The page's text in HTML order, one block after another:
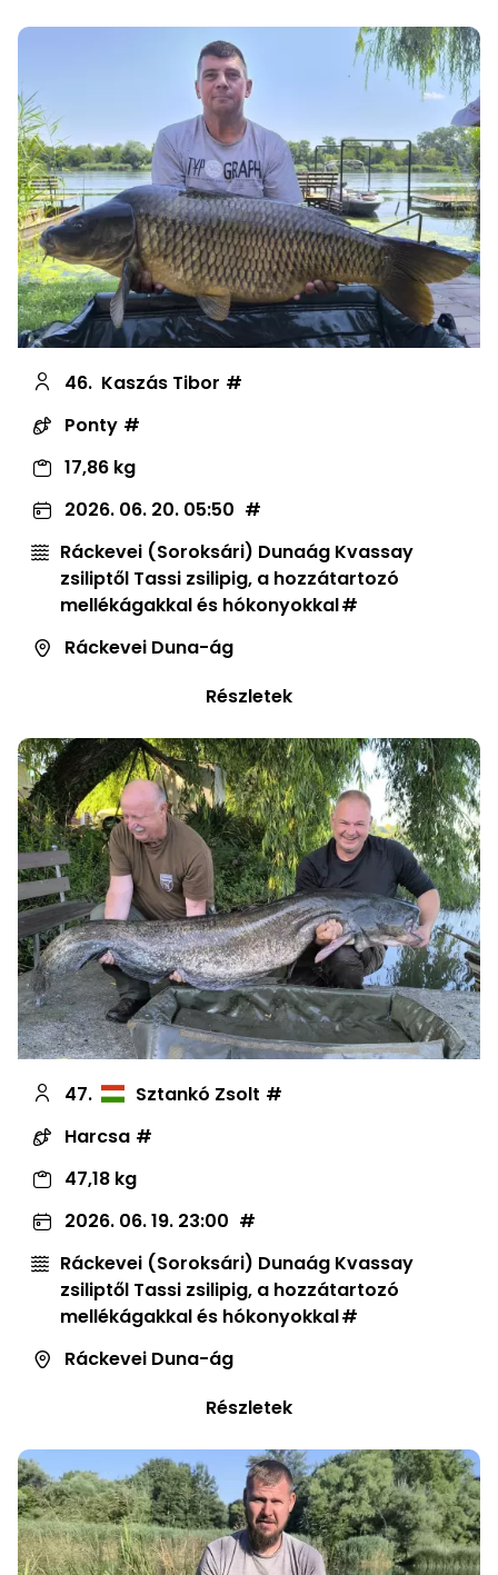
46. Kaszás Tibor
Ponty
17,86 kg
2026. 06. 20. 05:50
Ráckevei (Soroksári) Dunaág Kvassay
zsiliptől Tassi zsilipig, a hozzátartozó
mellékágakkal és hókonyokkal
Ráckevei Duna-ág
Részletek
47.
Sztankó Zsolt
Harcsa
47,18 kg
2026. 06. 19. 23:00
Ráckevei (Soroksári) Dunaág Kvassay
zsiliptől Tassi zsilipig, a hozzátartozó
mellékágakkal és hókonyokkal
Ráckevei Duna-ág
Részletek